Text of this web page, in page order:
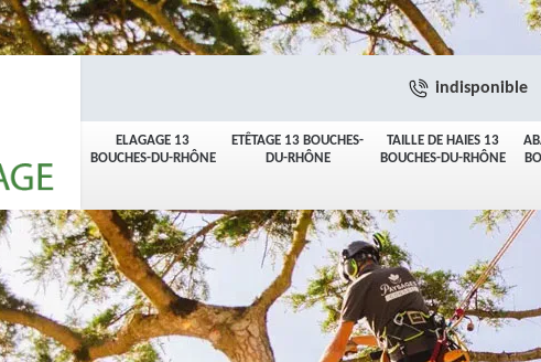
ELAGAGE 13
BOUCHES-DU-RHÔNE
ETÊTAGE 13 BOUCHES-
DU-RHÔNE
TAILLE DE HAIES 13
BOUCHES-DU-RHÔNE
indisponible